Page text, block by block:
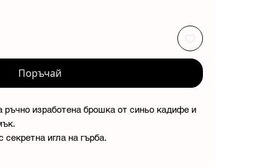
Поръчай
ръчно изработена брошка от синьо кадифе и
игла на гърба.